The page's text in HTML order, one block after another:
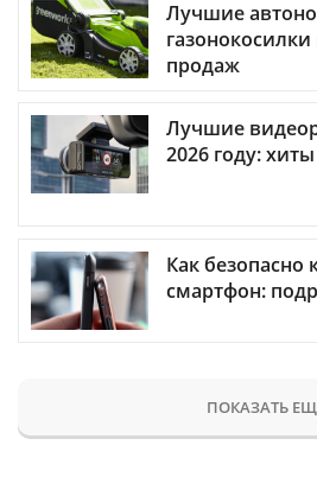
Лучшие
продаж
Лучшие
2026 году:
Как безопасно
смартфон:
ПОКАЗАТЬ